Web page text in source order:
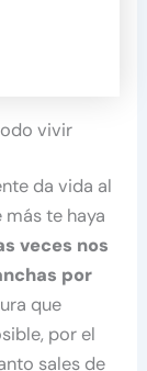
vivir
da vida al
te haya
veces nos
por
que
por el
sales de